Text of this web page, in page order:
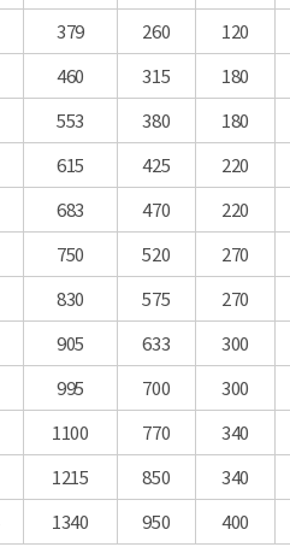
379 260 120
460 315 180
553 380 180
615 425 220
683 470 220
750 520 270
830 575 270
905 633 300
995 700 300
1100 770 340
1215 850 340
1340 950 400